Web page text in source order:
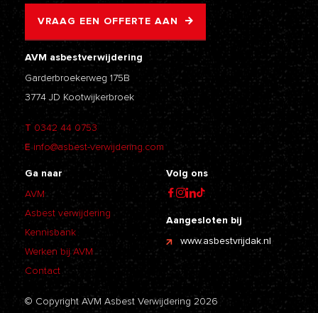
VRAAG EEN OFFERTE AAN
AVM asbestverwijdering
Garderbroekerweg 175B
3774 JD Kootwijkerbroek
T 0342 44 0753
E info@asbest-verwijdering.com
Ga naar
AVM
Asbest verwijdering
Kennisbank
Werken bij AVM
Contact
Volg ons
Aangesloten bij
www.asbestvrijdak.nl
© Copyright AVM Asbest Verwijdering 2026